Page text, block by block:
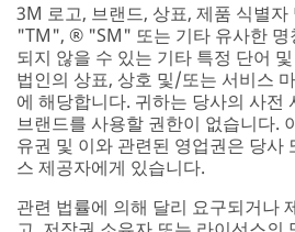
3M 로고, 브랜드, 상표, 제품 식별
"TM", ® "SM" 또는 기타 유사한 명
되지 않을 수 있는 기타 특정 단어
법인의 상표, 상호 및/또는 서비스
에 해당합니다. 귀하는 당사의 사전
브랜드를 사용할 권한이 없습니다.
유권 및 이와 관련된 영업권은 당사
스 제공자에게 있습니다.
관련 법률에 의해 달리 요구되거나